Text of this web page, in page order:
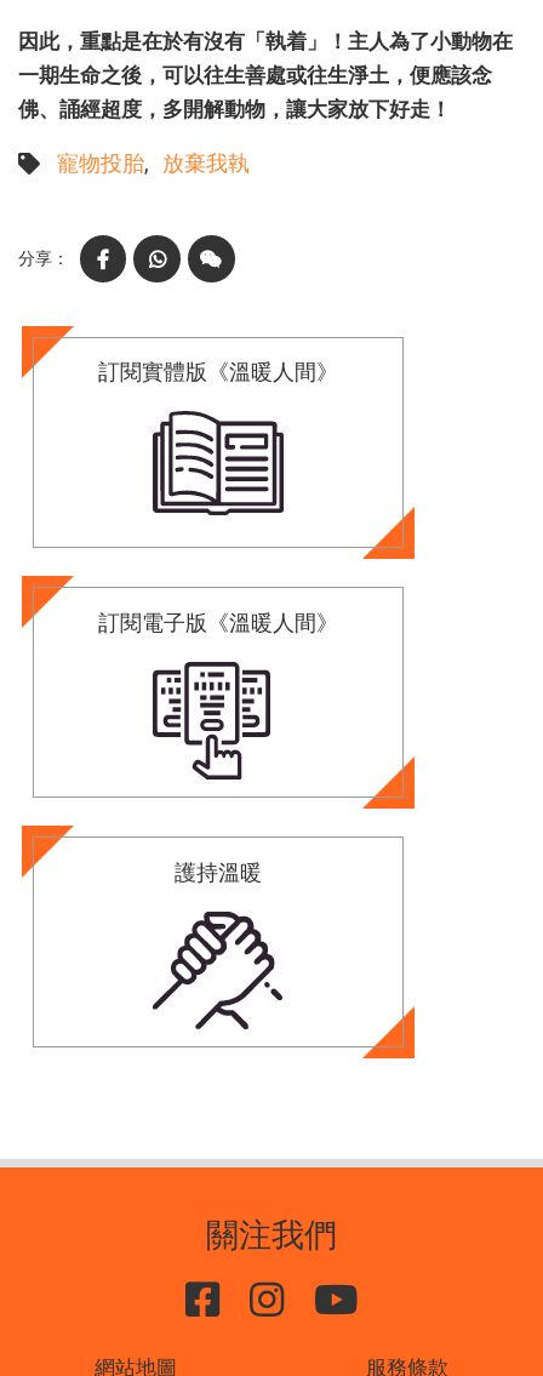
因此，重點是在於有沒有「執着」！主人為了小動物在
一期生命之後，可以往生善處或往生淨土，便應該念
佛、誦經超度，多開解動物，讓大家放下好走！
寵物投胎 放棄我執
FacebookWhatsAppWeChat
訂閱實體版《溫暖人間》
訂閱電子版《溫暖人間》
護持溫暖
關注我們
網站地圖 服務條款